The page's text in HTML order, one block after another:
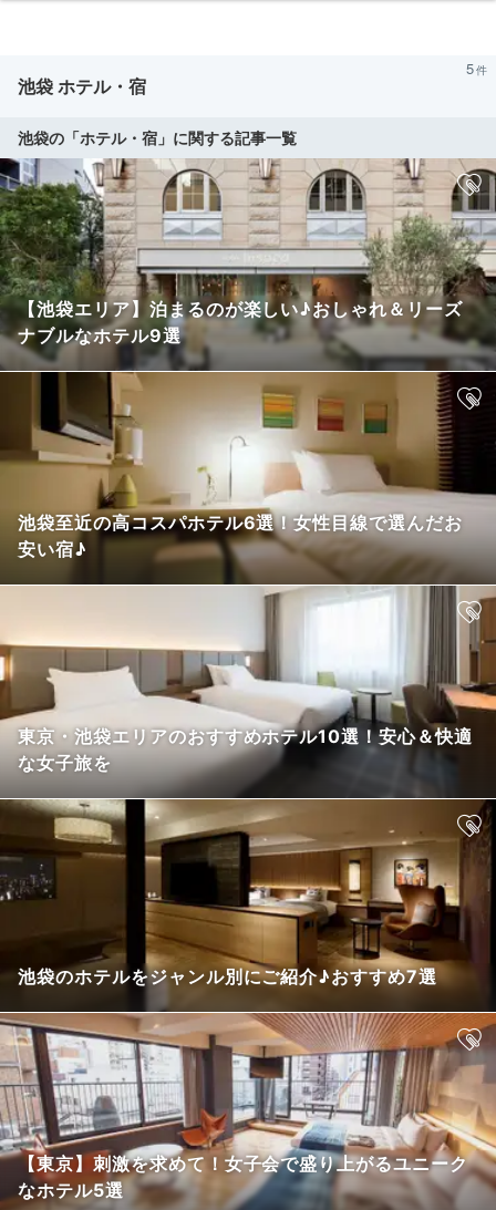
池袋 ホテル・宿
5
池袋の「ホテル・宿」に関する記事一覧
【池袋エリア】泊まるのが楽しい♪おしゃれ＆リーズ
ナブルなホテル9選
池袋至近の高コスパホテル6選！女性目線で選んだお
安い宿♪
東京・池袋エリアのおすすめホテル10選！安心＆快適
な女子旅を
池袋のホテルをジャンル別にご紹介♪おすすめ7選
【東京】刺激を求めて！女子会で盛り上がるユニーク
なホテル5選